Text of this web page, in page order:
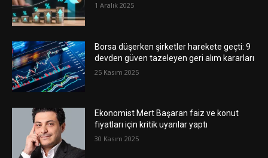
1 Aralık 2025
Borsa düşerken şirketler harekete geçti: 9
devden güven tazeleyen geri alım kararları
25 Kasım 2025
Ekonomist Mert Başaran faiz ve konut
fiyatları için kritik uyarılar yaptı
30 Kasım 2025